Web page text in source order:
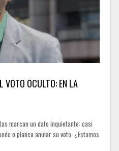
VOTO OCULTO: EN LA
marcan un dato inquietante: casi
o planea anular su voto. ¿Estamos